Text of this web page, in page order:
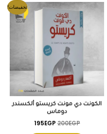
تخفيضات!
الكونت دي مونت كريستو ألكسندر
دوماس
200EGP
السعر
الأصلي
هو:
200EGP.
195EGP
السعر
الحالي